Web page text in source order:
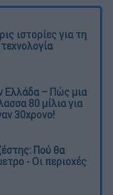
ιστορίες για τη
Ελλάδα – Πώς μια
80 μίλια για
30χρονο!
Πού θα
- Οι περιοχές